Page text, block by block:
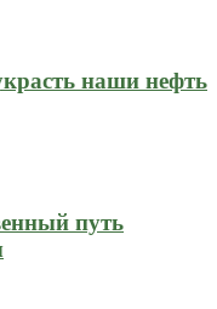
наши нефть
путь